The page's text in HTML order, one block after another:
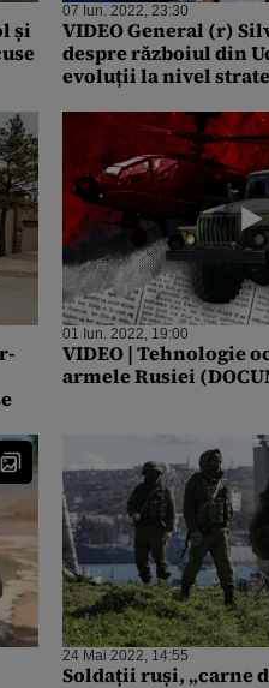
și
07 Iun. 2022, 23:30
VIDEO General (r)
despre războiul din
evoluții la nivel
dialogul”
01 Iun. 2022, 19:00
VIDEO | Tehnologie
armele Rusiei
24 Mai 2022, 14:55
Soldații ruși, „carne